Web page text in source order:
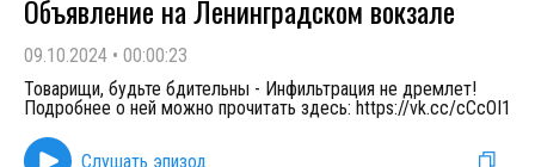
Объявление на Ленинградском вокзале
09.10.2024 • 00:00:23
Товарищи, будьте бдительны - Инфильтрация не дремлет!
Подробнее о ней можно прочитать здесь: https://vk.cc/cCcOI1
Слушать эпизод